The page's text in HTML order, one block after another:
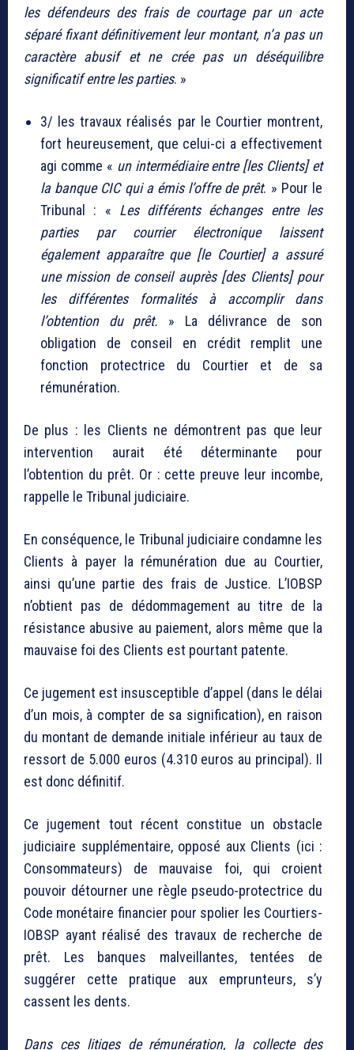
les défendeurs des frais de courtage par un acte
séparé fixant définitivement leur montant, n’a pas un
caractère abusif et ne crée pas un déséquilibre
significatif entre les parties. »
3/ les travaux réalisés par le Courtier montrent,
fort heureusement, que celui-ci a effectivement
agi comme « un intermédiaire entre [les Clients] et
la banque CIC qui a émis l’offre de prêt. » Pour le
Tribunal : « Les différents échanges entre les
parties par courrier électronique laissent
également apparaître que [le Courtier] a assuré
une mission de conseil auprès [des Clients] pour
les différentes formalités à accomplir dans
l’obtention du prêt. » La délivrance de son
obligation de conseil en crédit remplit une
fonction protectrice du Courtier et de sa
rémunération.
De plus : les Clients ne démontrent pas que leur
intervention aurait été déterminante pour
l’obtention du prêt. Or : cette preuve leur incombe,
rappelle le Tribunal judiciaire.
En conséquence, le Tribunal judiciaire condamne les
Clients à payer la rémunération due au Courtier,
ainsi qu’une partie des frais de Justice. L’IOBSP
n’obtient pas de dédommagement au titre de la
résistance abusive au paiement, alors même que la
mauvaise foi des Clients est pourtant patente.
Ce jugement est insusceptible d’appel (dans le délai
d’un mois, à compter de sa signification), en raison
du montant de demande initiale inférieur au taux de
ressort de 5.000 euros (4.310 euros au principal). Il
est donc définitif.
Ce jugement tout récent constitue un obstacle
judiciaire supplémentaire, opposé aux Clients (ici :
Consommateurs) de mauvaise foi, qui croient
pouvoir détourner une règle pseudo-protectrice du
Code monétaire financier pour spolier les Courtiers-
IOBSP ayant réalisé des travaux de recherche de
prêt. Les banques malveillantes, tentées de
suggérer cette pratique aux emprunteurs, s’y
cassent les dents.
Dans ces litiges de rémunération, la collecte des